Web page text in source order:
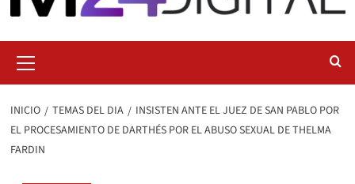
primario
INICIO TEMAS DEL DIA
INSISTEN ANTE EL JUEZ DE SAN PABLO POR
EL PROCESAMIENTO DE DARTHÉS POR EL ABUSO SEXUAL DE THELMA
FARDIN